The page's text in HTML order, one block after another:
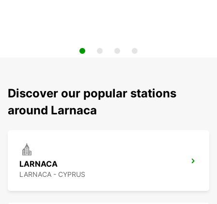
Discover our popular stations
around Larnaca
LARNACA
LARNACA - CYPRUS